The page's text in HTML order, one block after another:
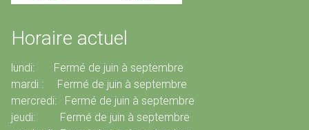
Horaire actuel
lundi: Fermé de juin à septembre
mardi : Fermé de juin à septembre
mercredi: Fermé de juin à septembre
jeudi: Fermé de juin à septembre